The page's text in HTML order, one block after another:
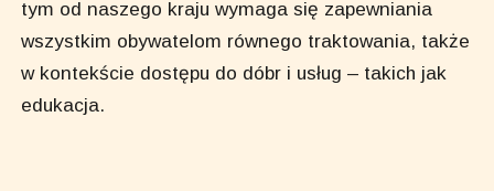
tym od naszego kraju wymaga się zapewniania
wszystkim obywatelom równego traktowania, także
w kontekście dostępu do dóbr i usług – takich jak
edukacja.